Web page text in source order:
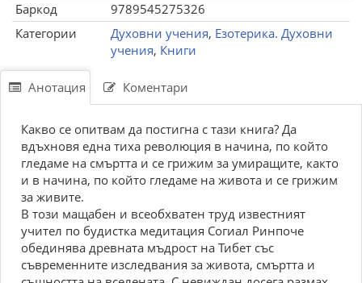
Баркод
9789545275326
Категории
Духовни учения, Езотерика. Духовни
учения, Книги
Анотация Коментари
Какво се опитвам да постигна с тази книга? Да
вдъхновя една тиха революция в начина, по който
гледаме на смъртта и се грижим за умиращите, както
и в начина, по който гледаме на живота и се грижим
за живите.
В този мащабен и всеобхватен труд известният
учител по будистка медитация Согиал Ринпоче
обединява древната мъдрост на Тибет със
съвременните изследвания за живота, смъртта и